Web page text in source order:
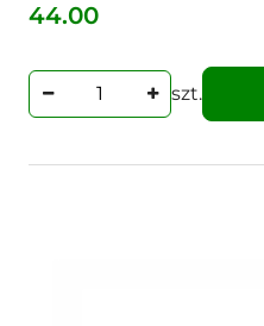
Cena:
44.00
szt.